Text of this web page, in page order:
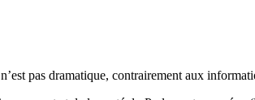
pas dramatique, contrairement aux